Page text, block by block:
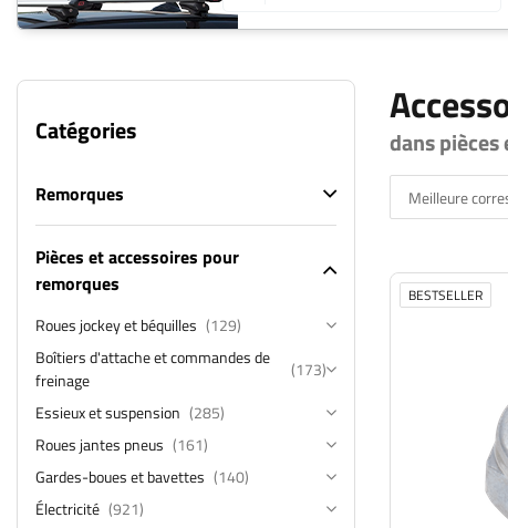
Catégories
Remorques
Pièces et accessoires pour
remorques
Roues jockey et béquilles (129)
Boîtiers d'attache et commandes de
freinage
(173)
Essieux et suspension (285)
Roues jantes pneus (161)
Gardes-boues et bavettes (140)
Électricité (921)
dans
Meilleure
BESTSELLER